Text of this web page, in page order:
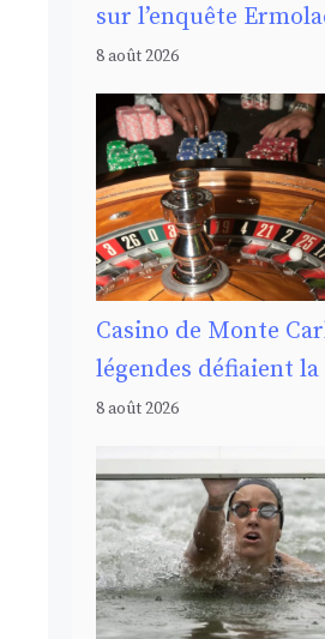
sur l’enquête
8 août 2026
Casino de Monte
légendes défiaient la
8 août 2026